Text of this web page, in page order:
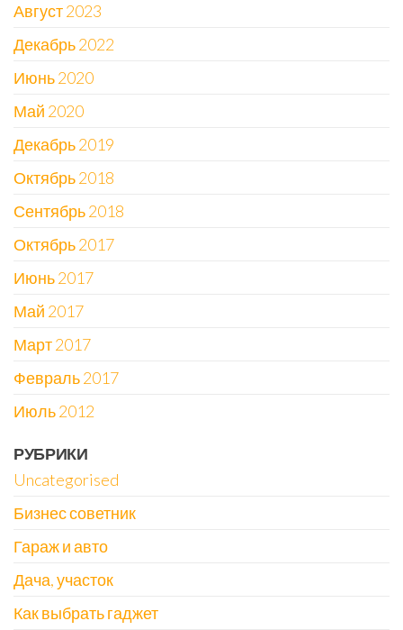
Август 2023
Декабрь 2022
Июнь 2020
Май 2020
Декабрь 2019
Октябрь 2018
Сентябрь 2018
Октябрь 2017
Июнь 2017
Май 2017
Март 2017
Февраль 2017
Июль 2012
РУБРИКИ
Uncategorised
Бизнес советник
Гараж и авто
Дача, участок
Как выбрать гаджет